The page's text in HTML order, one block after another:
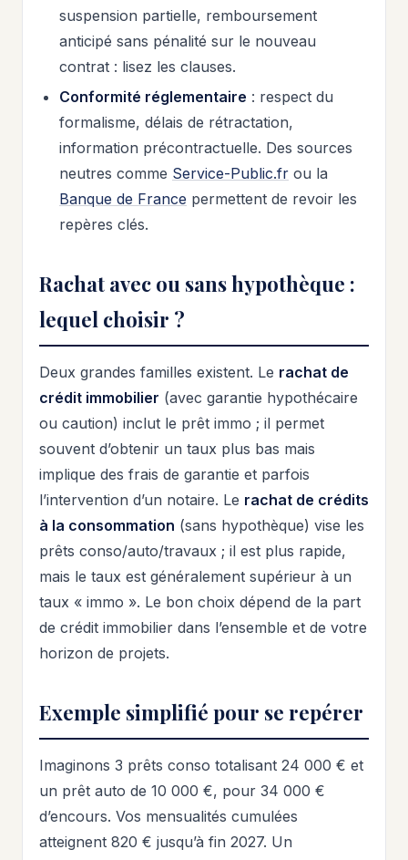
suspension partielle, remboursement
anticipé sans pénalité sur le nouveau
contrat : lisez les clauses.
Conformité réglementaire : respect du
formalisme, délais de rétractation,
information précontractuelle. Des sources
neutres comme Service-Public.fr ou la
Banque de France permettent de revoir les
repères clés.
Rachat avec ou sans hypothèque :
lequel choisir ?
Deux grandes familles existent. Le rachat de
crédit immobilier (avec garantie hypothécaire
ou caution) inclut le prêt immo ; il permet
souvent d’obtenir un taux plus bas mais
implique des frais de garantie et parfois
l’intervention d’un notaire. Le rachat de crédits
à la consommation (sans hypothèque) vise les
prêts conso/auto/travaux ; il est plus rapide,
mais le taux est généralement supérieur à un
taux « immo ». Le bon choix dépend de la part
de crédit immobilier dans l’ensemble et de votre
horizon de projets.
Exemple simplifié pour se repérer
Imaginons 3 prêts conso totalisant 24 000 € et
un prêt auto de 10 000 €, pour 34 000 €
d’encours. Vos mensualités cumulées
atteignent 820 € jusqu’à fin 2027. Un